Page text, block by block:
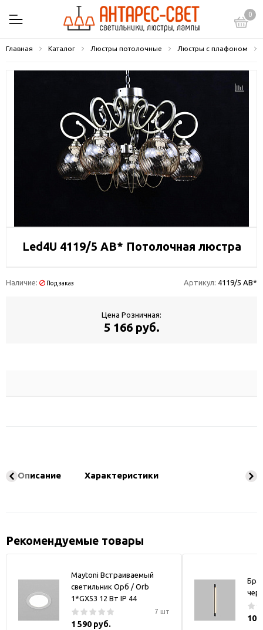
0
Главная Каталог Люстры потолочные Люстры с плафоном
Led4U 4119/5 AB* Потолочная люстра
Наличие: Под заказ Артикул: 4119/5 AB*
Цена Розничная:
5 166 руб.
Описание Характеристики
Рекомендуемые товары
Maytoni Встраиваемый
светильник Орб / Orb
1*GX53 12 Вт IP 44
7 шт
1 590 руб.
Бра
10